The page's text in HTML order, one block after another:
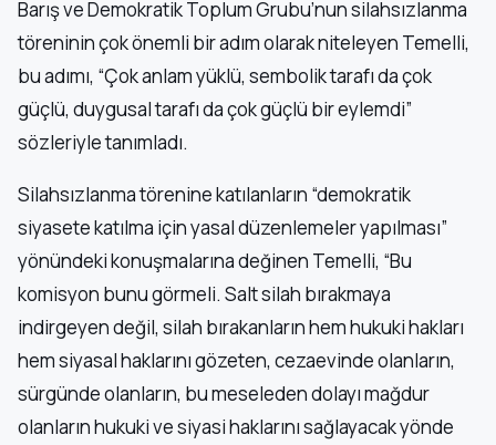
Barış ve Demokratik Toplum Grubu’nun silahsızlanma
töreninin çok önemli bir adım olarak niteleyen Temelli,
bu adımı, “Çok anlam yüklü, sembolik tarafı da çok
güçlü, duygusal tarafı da çok güçlü bir eylemdi”
sözleriyle tanımladı.
Silahsızlanma törenine katılanların “demokratik
siyasete katılma için yasal düzenlemeler yapılması”
yönündeki konuşmalarına değinen Temelli, “Bu
komisyon bunu görmeli. Salt silah bırakmaya
indirgeyen değil, silah bırakanların hem hukuki hakları
hem siyasal haklarını gözeten, cezaevinde olanların,
sürgünde olanların, bu meseleden dolayı mağdur
olanların hukuki ve siyasi haklarını sağlayacak yönde